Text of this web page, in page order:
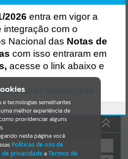
favor, aguarde...
favor, aguarde...
e tecnologias semelhantes
melhor experiência de
providenciar alguns
nesta página você
Políticas de uso de
de privacidadeeTermos de
2026 entra em vigor a
integração com o
Nacional das Notas de
com isso entraram em
acesse o link abaixo e
DE GUARACIABA
CÓDIGO DA MENSAGEM:EST-000040
token '('
https:/guaraciaba.atende.net/cidadao/
processo-licitatorio-49-
OK